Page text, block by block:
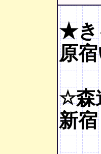
★き
原
☆森
新